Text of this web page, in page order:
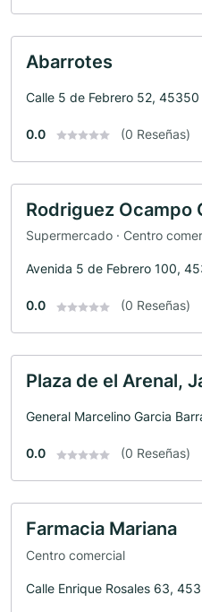
Abarrotes
Calle 5 de Febrero 52, 45350
0.0 (0 Reseñas)
Rodriguez Ocampo
Supermercado · Centro
Avenida 5 de Febrero 100,
0.0 (0 Reseñas)
Plaza de el Arenal,
General Marcelino Garcia
0.0 (0 Reseñas)
Farmacia Mariana
Centro comercial
Calle Enrique Rosales 63,